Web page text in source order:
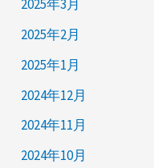
2025年3月
2025年2月
2025年1月
2024年12月
2024年11月
2024年10月